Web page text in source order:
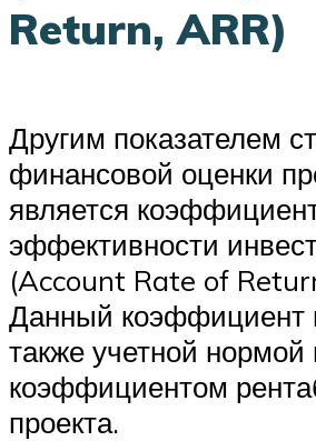
Return, ARR)
Другим показателем
финансовой оценки
является
эффективности
(Account Rate of
Данный коэффициент
также учетной
коэффициентом
проекта.